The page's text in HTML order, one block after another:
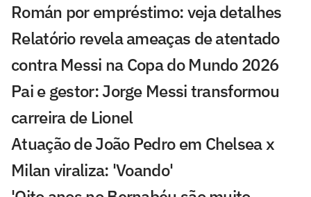
Román por empréstimo: veja detalhes
Relatório revela ameaças de atentado
contra Messi na Copa do Mundo 2026
Pai e gestor: Jorge Messi transformou
carreira de Lionel
Atuação de João Pedro em Chelsea x
Milan viraliza: 'Voando'